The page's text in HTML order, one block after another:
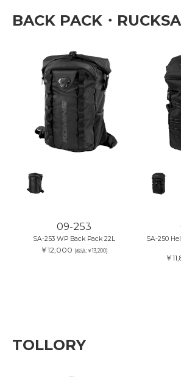
BACK PACK・
09-253
SA-253 WP Back Pack 22L
￥12,000 (税込:￥13,200)
SA-250
￥
TOLLORY